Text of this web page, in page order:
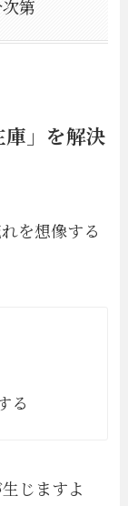
第
庫」を解決
を想像する
る
じますよ